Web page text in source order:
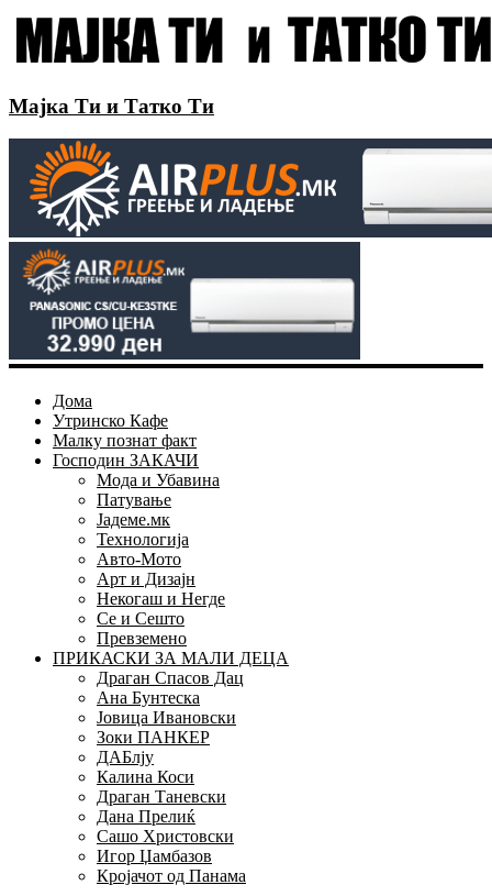
Мајка Ти и Татко Ти
Дома
Утринско Кафе
Малку познат факт
Господин ЗАКАЧИ
Мода и Убавина
Патување
Јадеме.мк
Технологија
Авто-Мото
Арт и Дизајн
Некогаш и Негде
Се и Сешто
Превземено
ПРИКАСКИ ЗА МАЛИ ДЕЦА
Драган Спасов Дац
Ана Бунтеска
Јовица Ивановски
Зоки ПАНКЕР
ДАБлју
Калина Коси
Драган Таневски
Дана Прелиќ
Сашо Христовски
Игор Џамбазов
Кројачот од Панама